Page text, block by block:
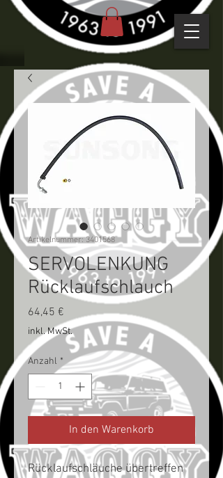
Artikelnummer: 3401568
SERVOLENKUNG
Rücklaufschlauch
64,45 €
inkl. MwSt.
Anzahl *
In den Warenkorb
Rücklaufschläuche übertreffen